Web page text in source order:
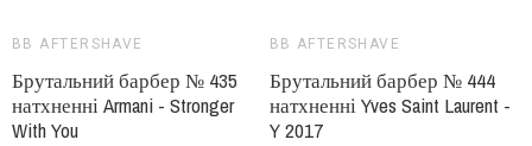
BB AFTERSHAVE
Брутальний барбер № 435
натхненні Armani - Stronger
With You
BB AFTERSHAVE
Брутальний барбер № 444
натхненні Yves Saint Laurent -
Y 2017